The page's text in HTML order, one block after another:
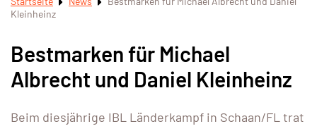
Kleinheinz
Bestmarken für Michael
Albrecht und Daniel Kleinheinz
Beim diesjährige IBL Länderkampf in Schaan/FL trat